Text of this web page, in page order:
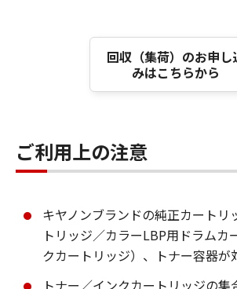
回収（集荷）のお申し
みはこちらから
ご利用上の注意
キヤノンブランドの純正カートリ
トリッジ／カラーLBP用ドラムカ
クカートリッジ）、トナー容器が